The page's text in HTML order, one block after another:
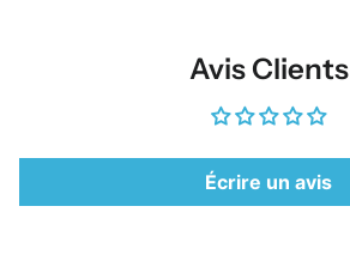
Avis Clients
Écrire un avis